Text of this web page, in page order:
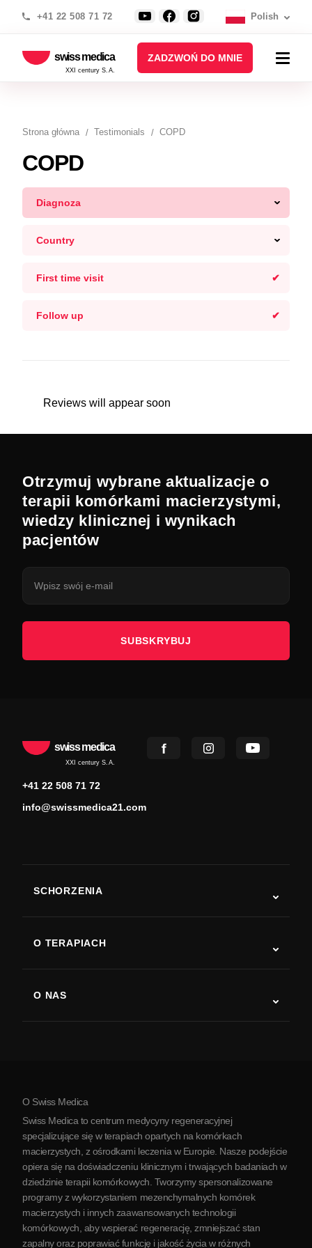
+41 22 508 71 72 Polish
swiss medica
XXI century S.A.
ZADZWOŃ DO MNIE
Strona główna Testimonials COPD
COPD
Diagnoza
Country
First time visit
Follow up
Reviews will appear soon
Otrzymuj wybrane aktualizacje o
terapii komórkami macierzystymi,
wiedzy klinicznej i wynikach
pacjentów
SUBSKRYBUJ
swiss medica
XXI century S.A.
+41 22 508 71 72
info@swissmedica21.com
SCHORZENIA
Choroba Parkinsona
Zapalenie stawów
O TERAPIACH
O NAS
O Serbii
Partnerstwo
Skontaktuj się z nami
O Swiss Medica
Swiss Medica to centrum medycyny regeneracyjnej
specjalizujące się w terapiach opartych na komórkach
macierzystych, z ośrodkami leczenia w Europie. Nasze podejście
opiera się na doświadczeniu klinicznym i trwających badaniach w
dziedzinie terapii komórkowych. Tworzymy spersonalizowane
programy z wykorzystaniem mezenchymalnych komórek
macierzystych i innych zaawansowanych technologii
komórkowych, aby wspierać regenerację, zmniejszać stan
zapalny oraz poprawiać funkcję i jakość życia w różnych